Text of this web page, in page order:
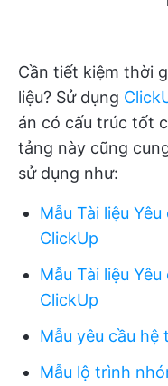
Cần tiết kiệm thời
liệu? Sử dụng
án có cấu trúc tốt
tảng này cũng
sử dụng như:
Mẫu Tài liệu
ClickUp
Mẫu Tài liệu
ClickUp
Mẫu yêu cầu hệ
Mẫu lộ trình